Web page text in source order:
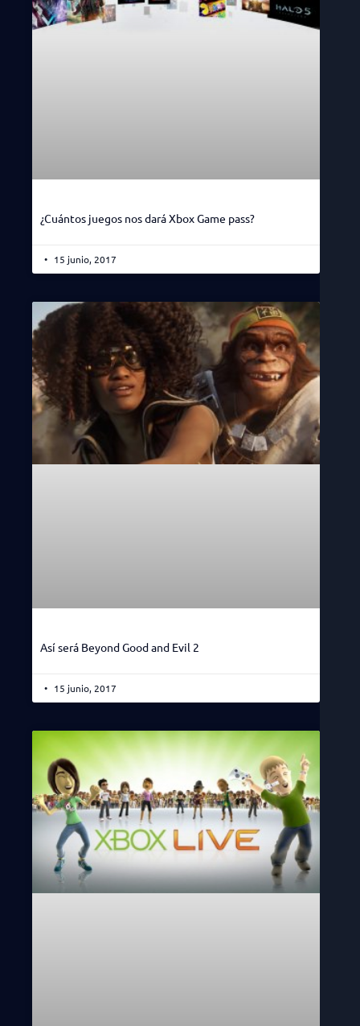
¿Cuántos juegos nos dará Xbox Game pass?
15 junio, 2017
Así será Beyond Good and Evil 2
15 junio, 2017